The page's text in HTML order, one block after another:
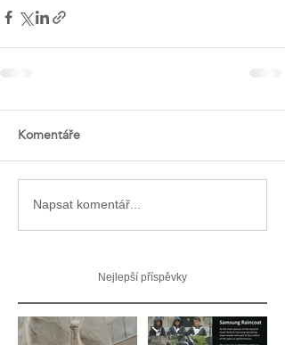
Komentáře
Napsat komentář...
Nejlepší příspěvky